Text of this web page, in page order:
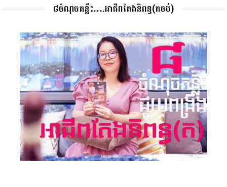
៨ចំណុចគន្លឹះ….អាជីពតែងនិពន្ធ(តចប់)